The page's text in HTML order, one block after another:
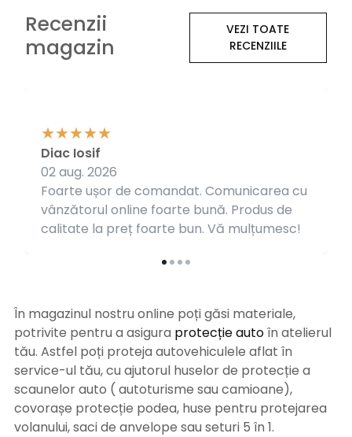
Recenzii
magazin
VEZI TOATE
RECENZIILE
Foarte ușor de comandat. Comunicarea cu
vânzătorul online foarte bună. Produs de
calitate la preț foarte bun. Vă mulțumesc!
Diac Iosif
02 aug. 2026
În magazinul nostru online poți găsi materiale,
potrivite pentru a asigura protecție autoîn atelierul
tău. Astfel poți proteja autovehiculele aflat în
service-ul tău, cu ajutorul huselor de protecție a
scaunelor auto ( autoturisme sau camioane),
covorașe protecție podea, huse pentru protejarea
volanului, saci de anvelope sau seturi 5 în 1.